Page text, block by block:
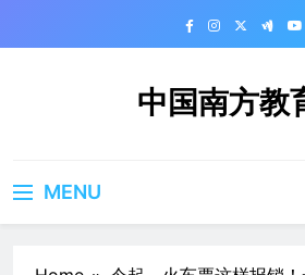
中国南方教
MENU